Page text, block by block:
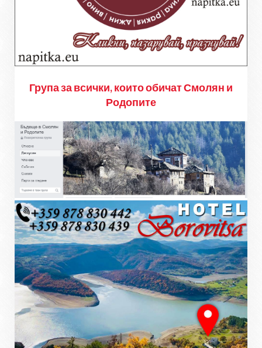
Група за всички, които обичат Смолян и
Родопите